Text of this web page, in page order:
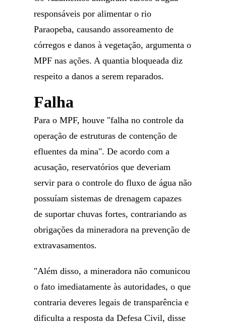
responsáveis por alimentar o rio
Paraopeba, causando assoreamento de
córregos e danos à vegetação, argumenta o
MPF nas ações. A quantia bloqueada diz
respeito a danos a serem reparados.
Falha
Para o MPF, houve "falha no controle da
operação de estruturas de contenção de
efluentes da mina". De acordo com a
acusação, reservatórios que deveriam
servir para o controle do fluxo de água não
possuíam sistemas de drenagem capazes
de suportar chuvas fortes, contrariando as
obrigações da mineradora na prevenção de
extravasamentos.
"Além disso, a mineradora não comunicou
o fato imediatamente às autoridades, o que
contraria deveres legais de transparência e
dificulta a resposta da Defesa Civil, disse